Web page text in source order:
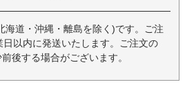
海道・沖縄・離島を除く)です。ご注
以内に発送いたします。ご注文の
後する場合がございます。